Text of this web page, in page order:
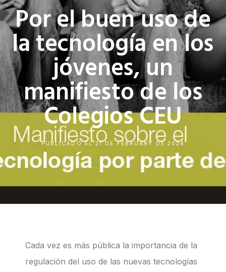
Por el buen uso de
la tecnología en los
jóvenes, un
manifiesto de los
Colegios CEU
PUBLICADO EL21 DE FEBRUARY DE 2024
Cada vez es más pública la importancia de la
regulación del uso de las nuevas tecnologías